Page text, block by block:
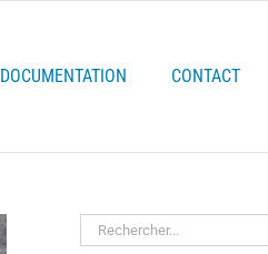
DOCUMENTATION CONTACT
Rechercher: